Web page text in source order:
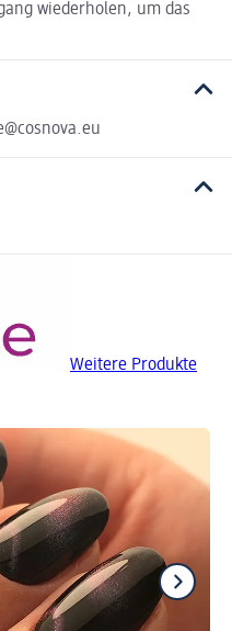
wiederholen, um das
Weitere Produkte